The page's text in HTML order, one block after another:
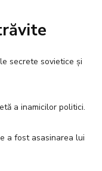
secrete sovietice și
a inamicilor politici.
a fost asasinarea lui